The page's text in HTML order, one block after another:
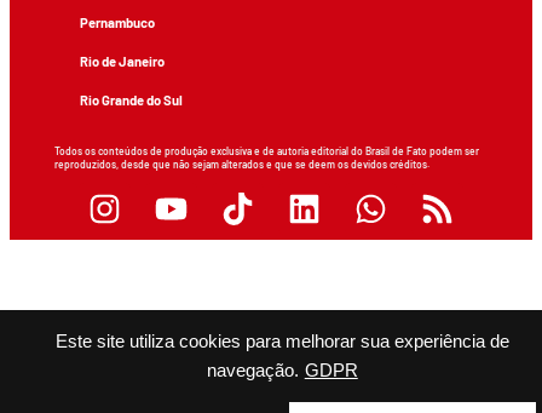
Este site utiliza cookies para melhorar sua experiência de
navegação. GDPR
Pernambuco
Rio de Janeiro
Rio Grande do Sul
Todos os conteúdos de produção exclusiva e de autoria editorial do Brasil de Fato podem ser
reproduzidos, desde que não sejam alterados e que se deem os devidos créditos.